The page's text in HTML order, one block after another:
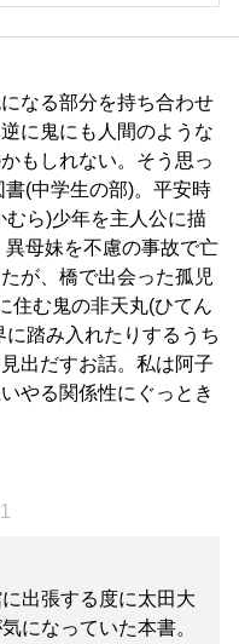
なる部分を持ち合わせ
に鬼にも人間のような
もしれない。そう思っ
(中学生の部)。平安時
ら)少年を主人公に描
母妹を不慮の事故で亡
が、橋で出会った孤児
住む鬼の非天丸(ひてん
踏み入れたりするうち
出だすお話。私は阿子
やる関係性にぐっとき
出張する度に太田大
になっていた本書。